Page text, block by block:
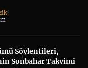
Söylentileri,
Sonbahar Takvimi